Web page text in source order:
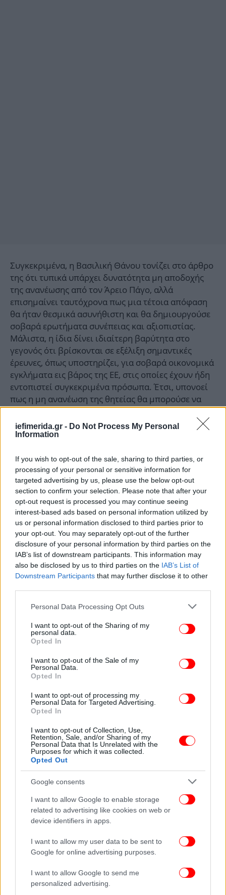
iefimerida.gr - Do Not Process My Personal
Information
If you wish to opt-out of the sale, sharing to third parties, or
processing of your personal or sensitive information for
targeted advertising by us, please use the below opt-out
section to confirm your selection. Please note that after your
opt-out request is processed you may continue seeing
interest-based ads based on personal information utilized by
us or personal information disclosed to third parties prior to
your opt-out. You may separately opt-out of the further
disclosure of your personal information by third parties on the
IAB’s list of downstream participants. This information may
also be disclosed by us to third parties on the IAB’s List of
Downstream Participants that may further disclose it to other
Please note that this website/app uses one or more Google
not limited to your visit or usage behaviour. You may click to
grant or deny consent to Google and its third-party tags to
use your data for below specified purposes in below Google
consent section.
Personal Data Processing Opt Outs
I want to opt-out of the Sharing of my
personal data.
Opted In
I want to opt-out of the Sale of my
Personal Data.
Opted In
I want to opt-out of processing my
Personal Data for Targeted Advertising.
Opted In
I want to opt-out of Collection, Use,
Retention, Sale, and/or Sharing of my
Personal Data that Is Unrelated with the
Purposes for which it was collected.
Opted Out
Google consents
I want to allow Google to enable storage
related to advertising like cookies on web or
device identifiers in apps.
I want to allow my user data to be sent to
Google for online advertising purposes.
I want to allow Google to send me
personalized advertising.
Συγκεκριμένα, η Βασιλική Θάνου τονίζει στο άρθρο
της ότι τυπικά υπάρχει δυνατότητα μη αποδοχής
της ανανέωσης από τον Άρειο Πάγο, αλλά
επισημαίνει ταυτόχρονα πως μια τέτοια απόφαση
θα ήταν θεσμικά ασυνήθιστη και θα δημιουργούσε
σοβαρά ερωτήματα συνέπειας και αξιοπιστίας.
Μάλιστα, η ίδια δίνει ιδιαίτερη βαρύτητα στο
γεγονός ότι βρίσκονται σε εξέλιξη σημαντικές
έρευνες, όπως υποστηρίζει, για σοβαρά οικονομικά
εγκλήματα εις βάρος της ΕΕ, στις οποίες έχουν ήδη
εντοπιστεί συγκεκριμένα πρόσωπα. Έτσι, υπονοεί
πως η μη ανανέωση της θητείας θα μπορούσε να
επηρεάσει τη συνέχεια ή την αξιοπιστία των
ερευνών.
Χαρακτηριστικά αναφέρει: «Τουλάχιστον έξι μήνες
πριν από τη λήξη της πενταετούς θητείας, το
Συλλογικό Όργανο (Κολέγιο) της Ευρωπαϊκής
Εισαγγελίας, ύστερα από πρόταση του Ευρωπαίου
γενικού εισαγγελέα και κατόπιν αξιολόγησης της
θητείας, αποφασίζει για την ανανέωση του
διορισμού.
Κατ’ εφαρμογή της ανωτέρω οριζόμενης
2025 για την ανανέωση της θητείας των Ελλήνων
εντεταλμένων Ευρωπαίων εισαγγελέων, οι οποίοι
είχαν θητεία που έληγε τον Ιούνιο του 2026, ύστερα
από αξιολόγηση του μέχρι σήμερα έργου τους.
Θεωρητικά μεν, το Ανώτατο Δικαστικό Συμβούλιο
του Μαΐου, θα μπορούσε να μην αποδεχθεί την
απόφαση της Ευρωπαϊκής Εισαγγελίας περί
αντίθετη απόφαση θα δημιουργούσε,
δικαιολογημένα, πλείστα ερωτήματα, με δεδομένο
ότι ο Άρειος Πάγος έχει επιλέξει, προγενέστερα, ως
καταλληλότερα τα πρόσωπα αυτά. Και κυρίως, με
δεδομένο ότι βρίσκεται σε εξέλιξη η διενέργεια
σημαντικών ερευνών για την τέλεση σοβαρών
αδικημάτων εις βάρος των οικονομικών
συμφερόντων της Ευρωπαϊκής Ένωσης, στις οποίες
πρόσωπα, τα οποία φέρονται ότι διέπραξαν
σοβαρές αξιόποινες πράξεις».